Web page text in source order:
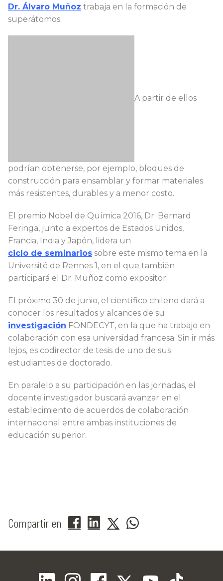
Dr. Álvaro Muñoz trabaja en la formación de
superátomos.
A partir de ellos
podrían obtenerse, por ejemplo, bloques de
construcción para ensamblar y formar materiales
más resistentes, durables y a menor costo.
El premio Nobel de Química 2016, Dr. Bernard
Feringa, junto a expertos de Estados Unidos,
Francia, India y Japón, lidera un
ciclo de seminarios sobre este mismo tema en la
Université de Rennes 1, en el que también
participará el Dr. Muñoz como expositor.
El próximo 30 de junio, el científico chileno dará a
conocer los resultados y alcances de su
investigación FONDECYT, en la que ha trabajo en
colaboración con esa universidad francesa. Sin ir más
lejos, es codirector de tesis de uno de sus
estudiantes de doctorado.
En paralelo a su participación en las jornadas, el
docente investigador buscará avanzar en el
establecimiento de acuerdos de colaboración
internacional entre ambas instituciones de
educación superior.
Compartir en